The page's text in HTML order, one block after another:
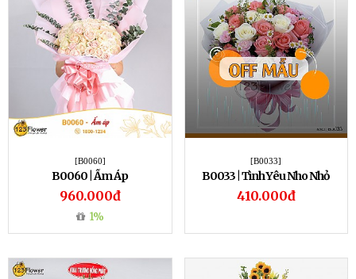
[B0060]
B0060 | Ấm Áp
960.000đ
1%
[B0033]
B0033 | Tình Yêu Nho Nhỏ
410.000đ